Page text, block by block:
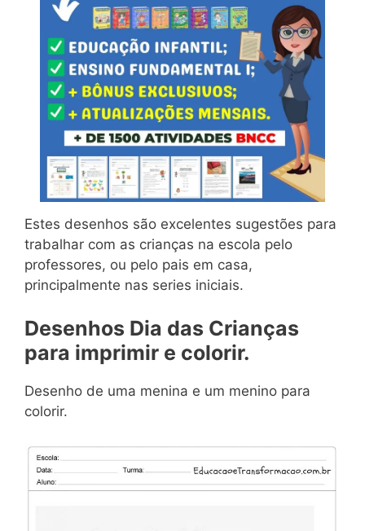
Estes desenhos são excelentes sugestões para
trabalhar com as crianças na escola pelo
professores, ou pelo pais em casa,
principalmente nas series iniciais.
Desenhos Dia das Crianças
para imprimir e colorir.
Desenho de uma menina e um menino para
colorir.